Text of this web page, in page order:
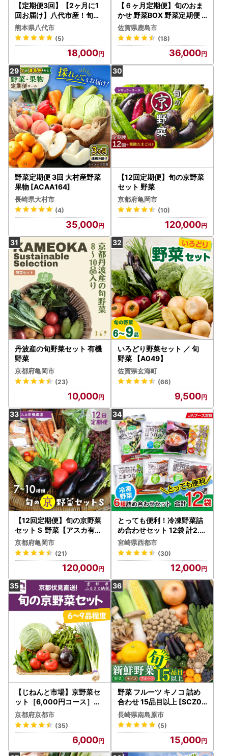
【定期便3回】【2ヶ月に1
回お届け】八代市産！旬の
農産物詰合せ 復興 福袋 7品
以上 野菜 果物 熊本県 八代
市
熊本県八代市
(5)
18,000
【６ヶ月定期便】旬のおま
かせ 野菜BOX 野菜定期便
旬の野菜 詰合せ 野菜 新鮮
野菜 8～10品目E-72
佐賀県鹿島市
(18)
36,000
野菜定期便 3回 大村産野菜
果物 [ACAA164]
長崎県大村市
(4)
35,000
【12回定期便】旬の京野菜
セット 野菜
京都府亀岡市
(10)
120,000
丹波産の旬野菜セット 有機
野菜
京都府亀岡市
(23)
10,000
いろどり野菜セット ／ 旬
野菜 【A049】
佐賀県玄海町
(66)
9,500
【12回定期便】旬の京野菜
セットＳ 野菜【アスカ有機
農園】
京都府亀岡市
(21)
120,000
とっても便利！冷凍野菜詰
め合わせセット 12袋 計2.3
kg＜31-1a＞
宮崎県西都市
(30)
12,000
【じねんと市場】京野菜セ
ット［6,000円コース］［
京都 伏見 直売所 伏見直送
京野菜 野菜 新鮮 旬 人気 お
すすめ 美味しい 人気 お取
り寄せ 通販 送料無料 ふる
さと納税 ］
京都府京都市
(35)
6,000
野菜 フルーツ キノコ 詰め
合わせ 15品目以上 [SCZ00
1] ｜野菜セット
長崎県南島原市
(5)
15,000